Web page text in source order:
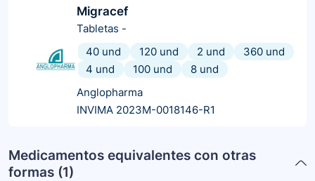
Migracef
Tabletas -
40 und
120 und 2 und
360 und
4 und
100 und
8 und
Anglopharma
INVIMA 2023M-0018146-R1
Medicamentos equivalentes con otras
formas (1)